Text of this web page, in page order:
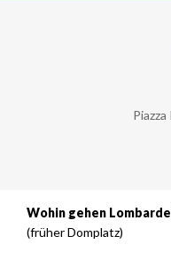
Wohin gehen
(früher Domplatz)